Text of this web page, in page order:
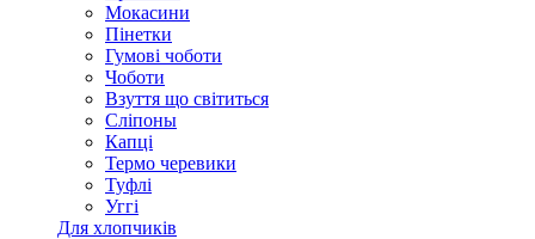
Мокасини
Пінетки
Гумові чоботи
Чоботи
Взуття що світиться
Сліпоны
Капці
Термо черевики
Туфлі
Уггі
Для хлопчиків